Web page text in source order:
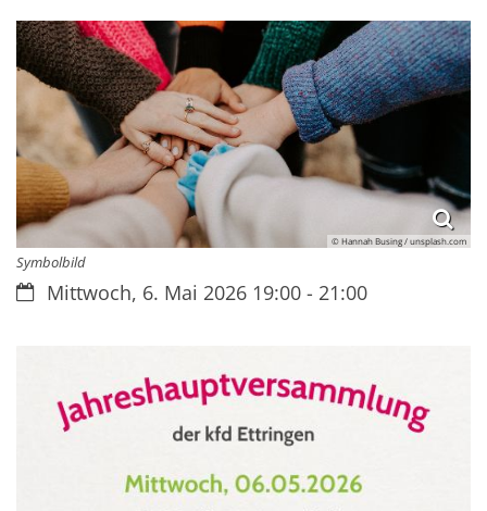
© Hannah Busing / unsplash.com
Symbolbild
Datum:Mittwoch, 6. Mai 2026 19:00 - 21:00